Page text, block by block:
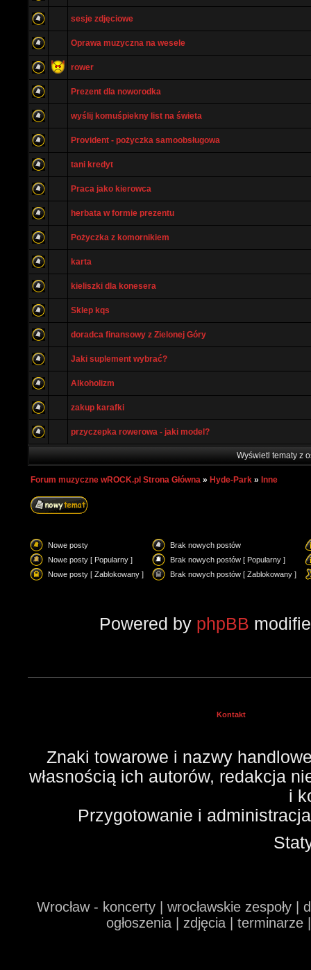
sesje zdjęciowe
Oprawa muzyczna na wesele
rower
Prezent dla noworodka
wyślij komuśpiekny list na świeta
Provident - pożyczka samoobsługowa
tani kredyt
Praca jako kierowca
herbata w formie prezentu
Pożyczka z komornikiem
karta
kieliszki dla konesera
Sklep kqs
doradca finansowy z Zielonej Góry
Jaki suplement wybrać?
Alkoholizm
zakup karafki
przyczepka rowerowa - jaki model?
Wyświetl tematy z
Forum muzyczne wROCK.pl Strona Główna » Hyde-Park » Inne
Nowe posty
Brak nowych postów
Nowe posty [ Popularny ]
Brak nowych postów [ Popularny ]
Nowe posty [ Zablokowany ]
Brak nowych postów [ Zablokowany ]
Powered by phpBB
Kontakt
Znaki towarowe i nazwy
własnością ich autorów, redakcja
i
Przygotowanie i
Wrocław - koncerty | wrocławskie zespoły
ogłoszenia | zdjęcia |